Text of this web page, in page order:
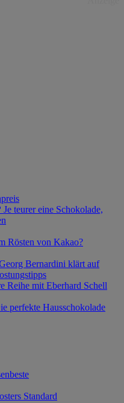
Je teurer eine Schokolade,
Rösten von Kakao?
Bernardini klärt auf
Reihe mit Eberhard Schell
perfekte Hausschokolade
Standard